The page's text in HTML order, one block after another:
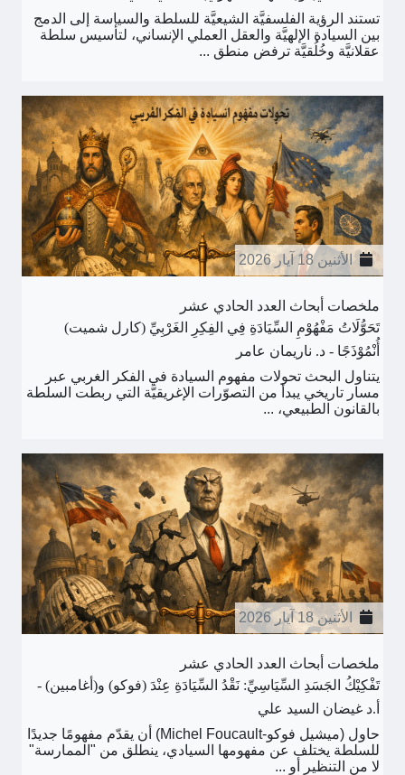
تستند الرؤية الفلسفيَّة الشيعيَّة للسلطة والسياسة إلى الدمج
بين السيادة الإلهيَّة والعقل العملي الإنساني، لتأسيس سلطة
عقلانيَّة وخُلُقيَّة ترفض منطق ...
الأثنين 18 آيار 2026
ملخصات أبحاث العدد الحادي عشر
تَحَوُّلَاتُ مَفْهُوْمِ السِّيَادَةِ فِي الفِكِرِ الغَرْبِيِّ (كارل شميت)
أُنْمُوْذَجًا - د. ناريمان عامر
يتناول البحث تحولات مفهوم السيادة في الفكر الغربي عبر
مسار تاريخي يبدأ من التصوّرات الإغريقيَّة التي ربطت السلطة
بالقانون الطبيعي، ...
الأثنين 18 آيار 2026
ملخصات أبحاث العدد الحادي عشر
تَفْكِيْكُ الجَسَدِ السِّيَاسِيِّ: نَقْدُ السِّيَادَةِ عِنْدَ (فوكو) و(أغامبين) -
أ.د غيضان السيد علي
حاول (ميشيل فوكو-Michel Foucault) أن يقدّم مفهومًا جديدًا
للسلطة يختلف عن مفهومها السيادي، ينطلق من "الممارسة"
لا من التنظير أو ...